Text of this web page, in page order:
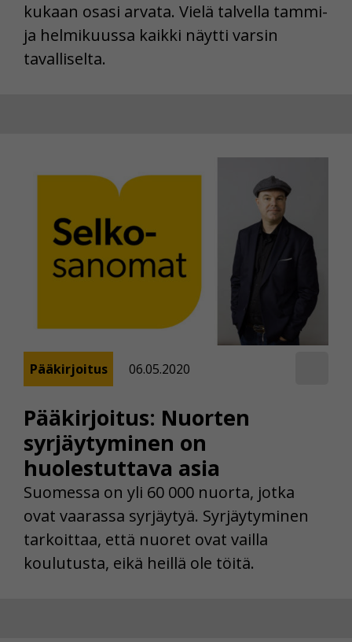
kukaan osasi arvata. Vielä talvella tammi-
ja helmikuussa kaikki näytti varsin
tavalliselta.
Pääkirjoitus: Nuorten
syrjäytyminen on
huolestuttava asia
Pääkirjoitus 06.05.2020
Suomessa on yli 60 000 nuorta, jotka
ovat vaarassa syrjäytyä. Syrjäytyminen
tarkoittaa, että nuoret ovat vailla
koulutusta, eikä heillä ole töitä.